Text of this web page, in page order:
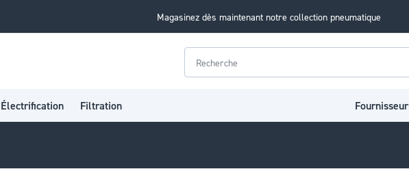
Magasinez dès maintenant notre collection pneumatique
Rechercher
Électrification Filtration Fournisseur